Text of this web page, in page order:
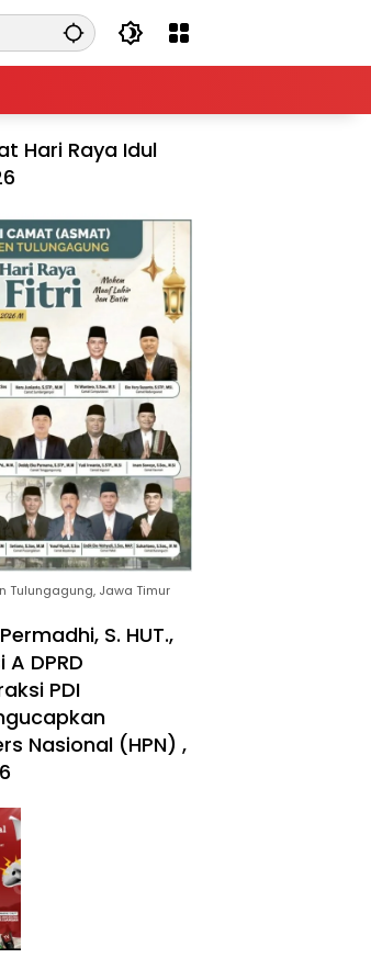
Hari Raya Idul
Tulungagung, Jawa Timur
S. HUT.,
DPRD
PDI
Nasional (HPN) ,